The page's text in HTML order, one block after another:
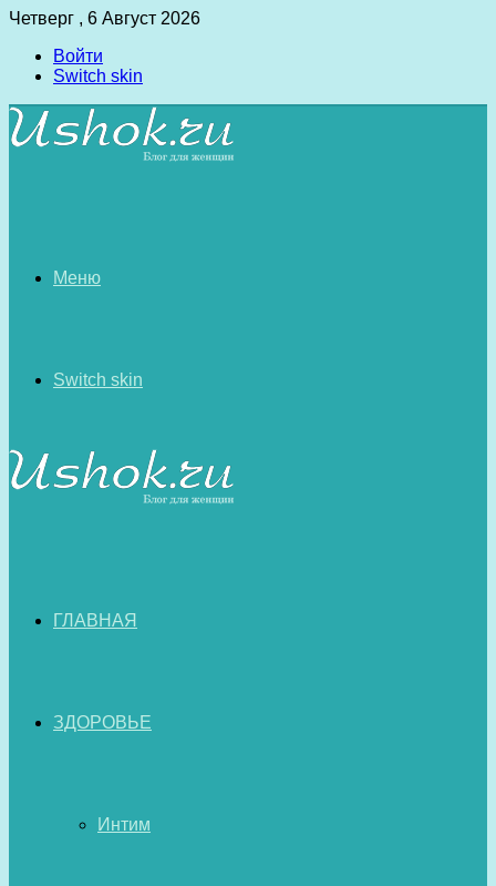
Четверг , 6 Август 2026
Войти
Switch skin
Меню
Switch skin
ГЛАВНАЯ
ЗДОРОВЬЕ
Интим